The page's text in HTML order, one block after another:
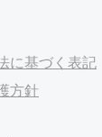
に基づく表記
方針